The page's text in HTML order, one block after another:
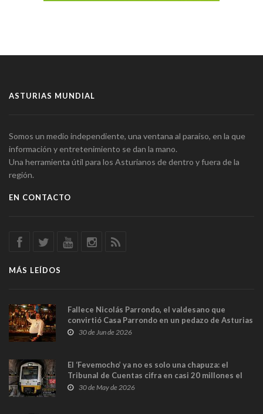
ASTURIAS MUNDIAL
Somos un medio independiente, una ventana al paraíso, en la que
información y entretenimiento se dan la mano.
Una herramienta útil para los Asturianos de dentro y fuera de la
región.
EN CONTACTO
MÁS LEÍDOS
Fallece Nicolás Parrondo, el valdesano que
convirtió Casa Parrondo en un pedazo de Asturias
en Madrid
30 de Jun de 2026
El ‘Fevemocho’ ya no es solo una chapuza: el
Tribunal de Cuentas cifra en casi 20 millones el
sobrecoste de los trenes que no cabían por los
30 de May de 2026